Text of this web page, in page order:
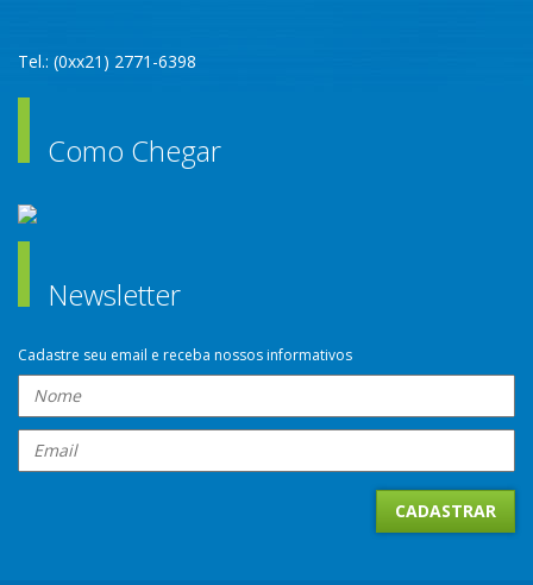
Tel.: (0xx21) 2771-6398
Como Chegar
Newsletter
Cadastre seu email e receba nossos informativos